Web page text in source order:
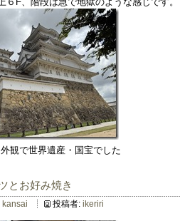
観で世界遺産・国宝でした
とお好み焼き
kansai 投稿者: ikeriri